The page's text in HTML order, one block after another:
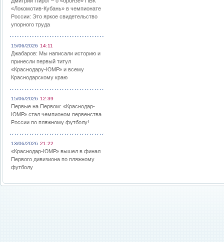
«Локомотив-Кубань» в чемпионате
России: Это яркое свидетельство
упорного труда
15/06/2026 14:11
Джабаров: Мы написали историю и
принесли первый титул
«Краснодару-ЮМР» и всему
Краснодарскому краю
15/06/2026 12:39
Первые на Первом: «Краснодар-
ЮМР» стал чемпионом первенства
России по пляжному футболу!
13/06/2026 21:22
«Краснодар-ЮМР» вышел в финал
Первого дивизиона по пляжному
футболу